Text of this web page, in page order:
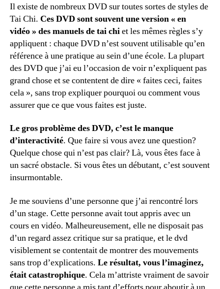
Il existe de nombreux DVD sur toutes sortes de styles de
Tai Chi. Ces DVD sont souvent une version « en
vidéo » des manuels de tai chiet les mêmes règles s’y
appliquent : chaque DVD n’est souvent utilisable qu’en
référence à une pratique au sein d’une école. La plupart
des DVD que j’ai eu l’occasion de voir n’expliquent pas
grand chose et se contentent de dire « faites ceci, faites
cela », sans trop expliquer pourquoi ou comment vous
assurer que ce que vous faites est juste.
Le gros problème des DVD, c’est le manque
d’interactivité. Que faire si vous avez une question?
Quelque chose qui n’est pas clair? Là, vous êtes face à
un sacré obstacle. Si vous êtes un débutant, c’est souvent
insurmontable.
Je me souviens d’une personne que j’ai rencontré lors
d’un stage. Cette personne avait tout appris avec un
cours en vidéo. Malheureusement, elle ne disposait pas
d’un regard assez critique sur sa pratique, et le dvd
visiblement se contentait de montrer des mouvements
sans trop d’explications. Le résultat, vous l’imaginez,
était catastrophique. Cela m’attriste vraiment de savoir